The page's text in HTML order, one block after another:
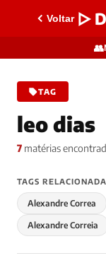
Voltar ▷
👥
TAG
leo dias
7 matérias
TAGS
Alexandre Correa
Alexandre Correia